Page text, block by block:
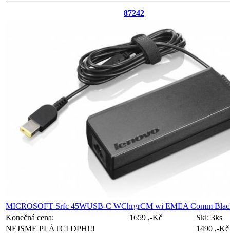
87242
MICROSOFT Srfc 45WUSB-C WChrgrCM wi EMEA Comm
Konečná cena:
1659 ,-Kč Skl: 3ks
NEJSME PLÁTCI DPH!!!
1490 ,-Kč